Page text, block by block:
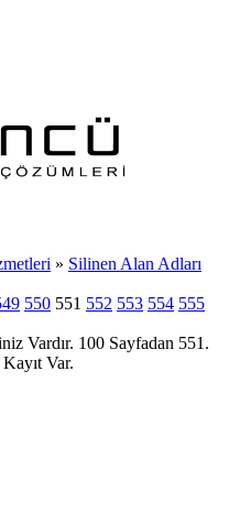
» Silinen Alan Adları
550 551 552 553 554 555
Vardır. 100 Sayfadan 551.
Var.